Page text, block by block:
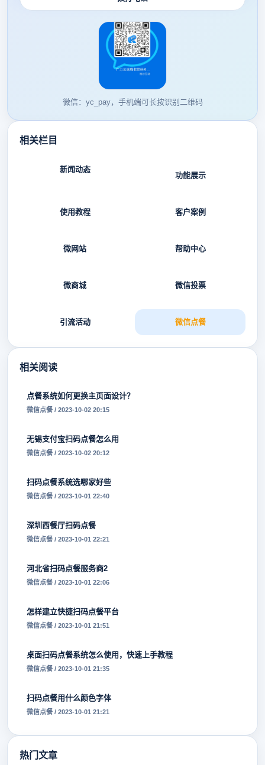
微信：yc_pay，手机端可长按识别二维码
相关栏目
新闻动态
功能展示
使用教程 客户案例
微网站 帮助中心
微商城 微信投票
引流活动 微信点餐
相关阅读
点餐系统如何更换主页面设计？
微信点餐 / 2023-10-02 20:15
无锡支付宝扫码点餐怎么用
微信点餐 / 2023-10-02 20:12
扫码点餐系统选哪家好些
微信点餐 / 2023-10-01 22:40
深圳西餐厅扫码点餐
微信点餐 / 2023-10-01 22:21
河北省扫码点餐服务商2
微信点餐 / 2023-10-01 22:06
怎样建立快捷扫码点餐平台
微信点餐 / 2023-10-01 21:51
桌面扫码点餐系统怎么使用，快速上手教程
微信点餐 / 2023-10-01 21:35
扫码点餐用什么颜色字体
微信点餐 / 2023-10-01 21:21
热门文章